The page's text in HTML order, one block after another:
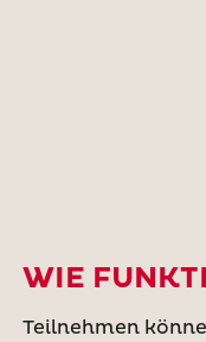
WIE
Teilnehmen